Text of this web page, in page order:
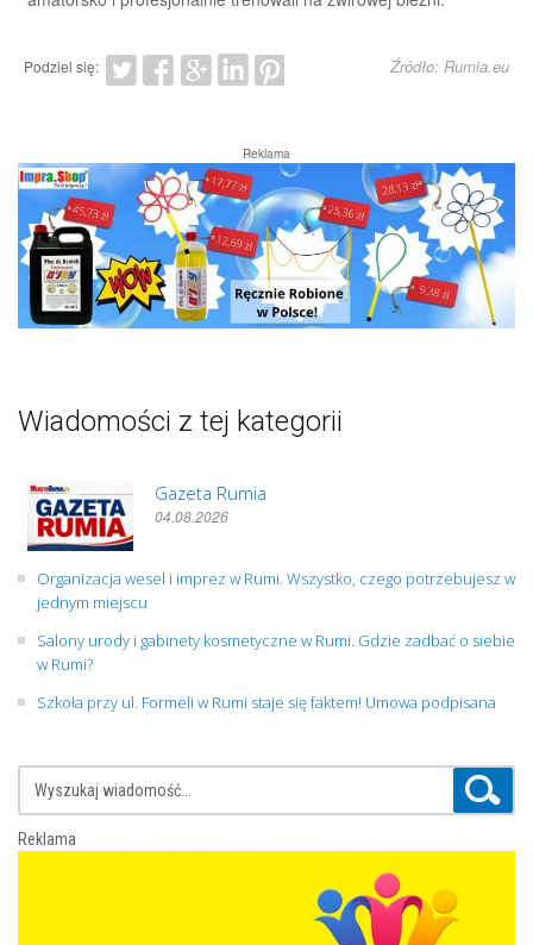
Podziel się: Źródło: Rumia.eu
Reklama
Wiadomości z tej kategorii
Gazeta Rumia
04.08.2026
Organizacja wesel i imprez w Rumi. Wszystko, czego potrzebujesz w
jednym miejscu
Salony urody i gabinety kosmetyczne w Rumi. Gdzie zadbać o siebie
w Rumi?
Szkoła przy ul. Formeli w Rumi staje się faktem! Umowa podpisana
Reklama